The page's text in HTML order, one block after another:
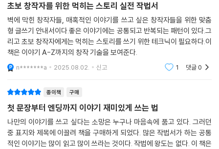
---「대사와 묘사의 비중은 5 대 5가 적당하다」중에서
냉정히 말하면 여러분이 고생 끝에 완성한 초고는 아직 완성도가 20% 미
만에 불과하다고 봐야 합니다. 그 미완성된 이야기를 다듬고 손질하면서
완성도 100%를 향해 끊임없이 도전하는 과정이 바로 퇴고입니다. 그렇기
에 퇴고는 한 번으로 끝나지 않습니다. 놀랄지 모르지만 최소 열 번 이상은
렇게 생각할 수도 있겠지만, 퇴고를 하면 할수록 모순되는 부분이나 시간
---「초고를 쓴 다음, 퇴고부터가 진정한 승부」중에서
인트만을 압축해서 이해하기 쉽게 설명해 놓았으므로 페이지를 한 장 한
장 넘기다 보면 자연스럽게 이야기를 만들어 나가는 테크닉을 체득하게 될
것이다.
초보 창작자를 위한 먹히는 스토리 실전 작법서
벽에 막힌 창작자들, 매혹적인 이야기를 쓰고 싶은 창작자들을 위한 맞춤
형 글쓰기 안내서이다.좋은 이야기에는 공통되고 반복되는 패턴이 있다.그
리고 초보 창작자에게는 먹히는 스토리를 쓰기 위한 테크닉이 필요하다.이
책은 이야기 A-Z까지의 창작 기술을 보여준다.
n*******a 2025.08.02. 신고 1 댓글0
종이책 구매
첫 문장부터 엔딩까지 이야기 재미있게 쓰는 법
나만의 이야기를 쓰고 싶다는 소망은 누구나 마음속에 품고 있다. 그러던
중 표지와 제목에 이끌려 책을 구매하게 되었다. 많은 작법서가 하는 공통
적인 이야기는 많이 읽고 많이 쓰라는 것이다. 작법에 왕도는 없다. 이 책은